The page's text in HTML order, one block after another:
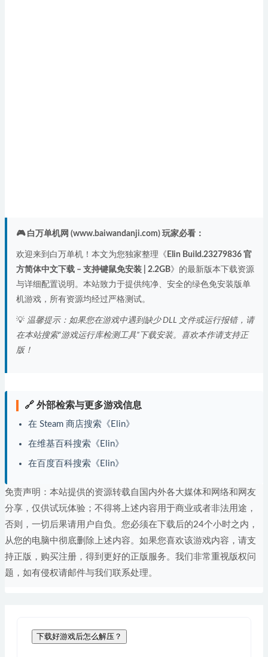
🎮 白万单机网 (www.baiwandanji.com) 玩家必看：
欢迎来到白万单机！本文为您独家整理《 Elin Build.23279836 官
方简体中文下载 – 支持键鼠免安装 | 2.2GB》的最新版本下载资源
与详细配置说明。本站致力于提供纯净、安全的绿色免安装版单
机游戏，所有资源均经过严格测试。
💡 温馨提示：如果您在游戏中遇到缺少 DLL 文件或运行报错，请
在本站搜索“游戏运行库检测工具”下载安装。喜欢本作请支持正
版！
🔗 外部检索与更多游戏信息
在 Steam 商店搜索《Elin》
在维基百科搜索《Elin》
在百度百科搜索《Elin》
免责声明：本站提供的资源转载自国内外各大媒体和网络和网友
分享，仅供试玩体验；不得将上述内容用于商业或者非法用途，
否则，一切后果请用户自负。您必须在下载后的24个小时之内，
从您的电脑中彻底删除上述内容。如果您喜欢该游戏内容，请支
持正版，购买注册，得到更好的正版服务。我们非常重视版权问
题，如有侵权请邮件与我们联系处理。
下载好游戏后怎么解压？